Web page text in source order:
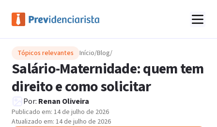
Tópicos relevantes Início/Blog/
Salário-Maternidade: quem tem
direito e como solicitar
Por: Renan Oliveira
Publicado em: 14 de julho de 2026
Atualizado em: 14 de julho de 2026